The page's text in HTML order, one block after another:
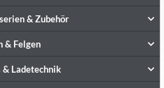
& Zubehör
& Felgen
& Ladetechnik